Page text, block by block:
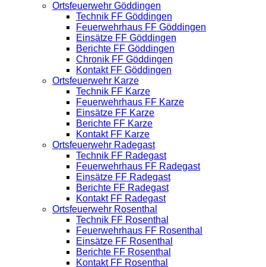
Ortsfeuerwehr Göddingen
Technik FF Göddingen
Feuerwehrhaus FF Göddingen
Einsätze FF Göddingen
Berichte FF Göddingen
Chronik FF Göddingen
Kontakt FF Göddingen
Ortsfeuerwehr Karze
Technik FF Karze
Feuerwehrhaus FF Karze
Einsätze FF Karze
Berichte FF Karze
Kontakt FF Karze
Ortsfeuerwehr Radegast
Technik FF Radegast
Feuerwehrhaus FF Radegast
Einsätze FF Radegast
Berichte FF Radegast
Kontakt FF Radegast
Ortsfeuerwehr Rosenthal
Technik FF Rosenthal
Feuerwehrhaus FF Rosenthal
Einsätze FF Rosenthal
Berichte FF Rosenthal
Kontakt FF Rosenthal